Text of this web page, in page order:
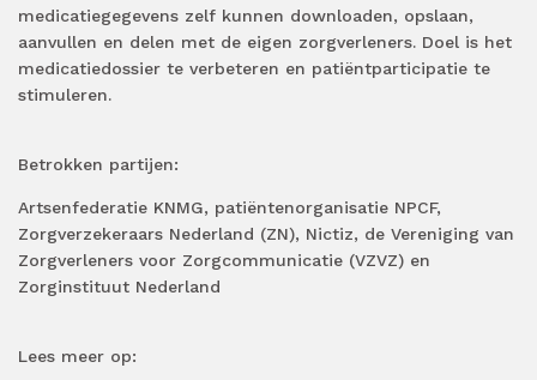
medicatiegegevens zelf kunnen downloaden, opslaan,
aanvullen en delen met de eigen zorgverleners. Doel is het
medicatiedossier te verbeteren en patiëntparticipatie te
stimuleren.
Betrokken partijen:
Artsenfederatie KNMG, patiëntenorganisatie NPCF,
Zorgverzekeraars Nederland (ZN), Nictiz, de Vereniging van
Zorgverleners voor Zorgcommunicatie (VZVZ) en
Zorginstituut Nederland
Lees meer op: